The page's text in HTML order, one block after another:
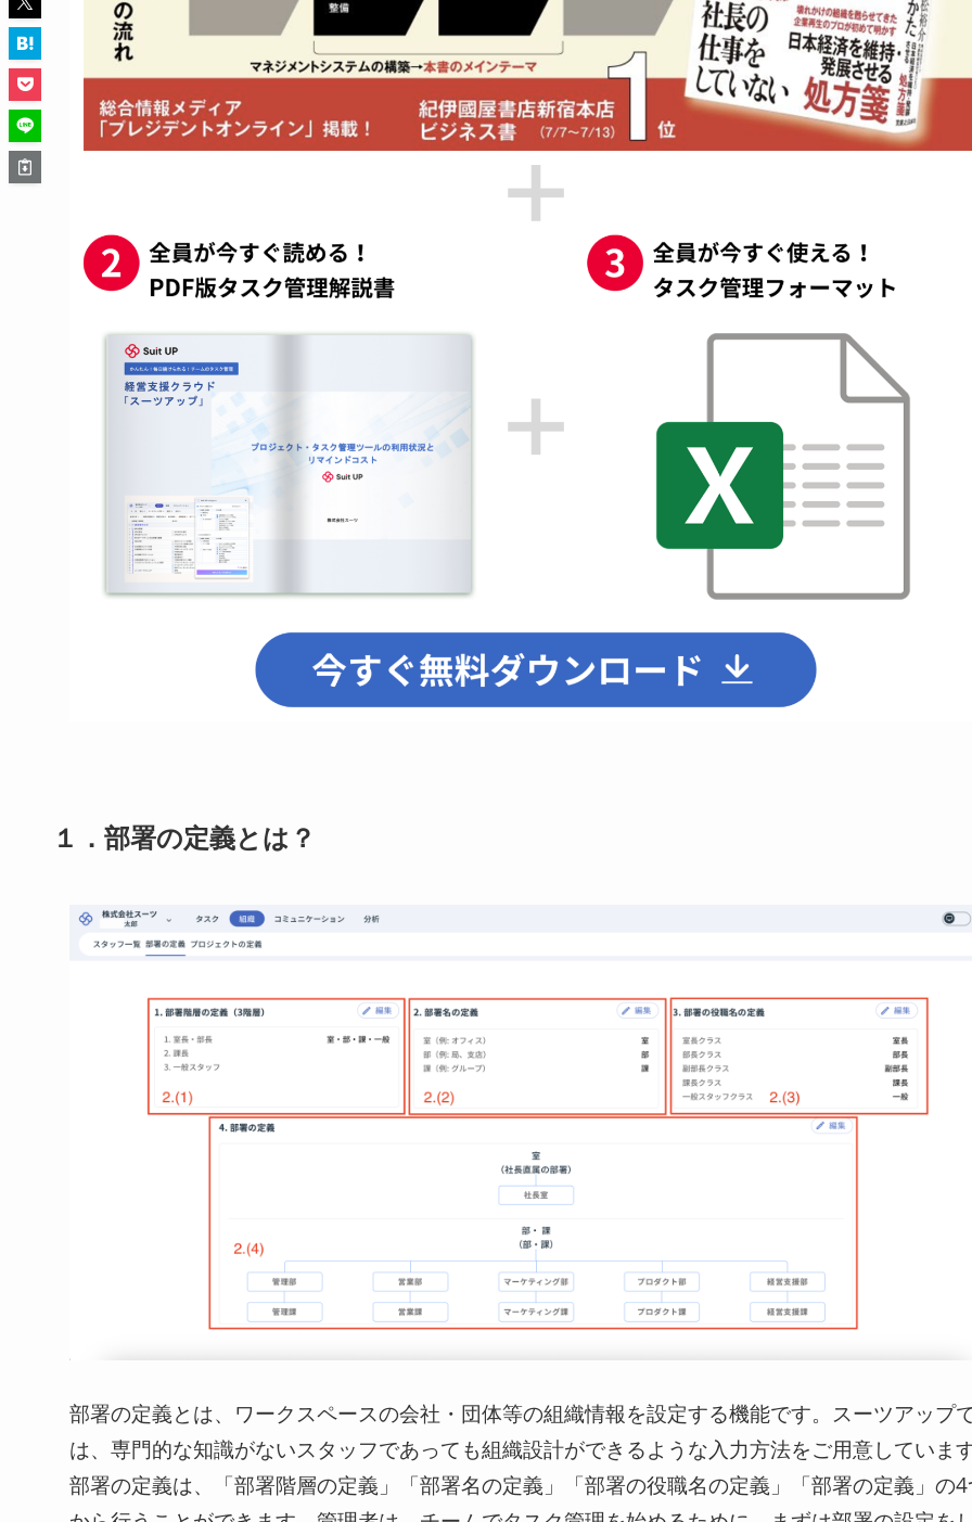
１．部署の定義とは？
部署の定義とは、ワークスペースの会社・団体等の組織情報を設定する機能です。スーツアップ
は、 専門的な知識がないスタッフであっても組織設計ができるような入力方法をご用意しています
部署の定義は、「部署階層の定義」「部署名の定義」「部署の役職名の定義」「部署の定義」の4